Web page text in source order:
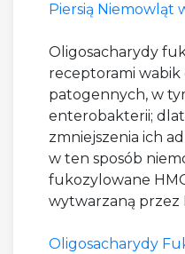
Piersią Niemowląt
Oligosacharydy
receptorami
patogennych, w
enterobakterii;
zmniejszenia ich
w ten sposób
fukozylowane
wytwarzaną przez
Oligosacharydy